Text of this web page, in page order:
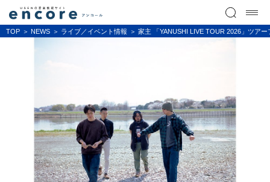
TOP NEWS ライブ／イベント情報 家主 「YANUSHI LIVE TOUR 2026」ツア